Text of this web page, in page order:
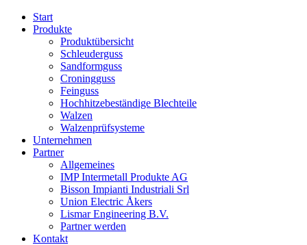
Start
Produkte
Produktübersicht
Schleuderguss
Sandformguss
Croningguss
Feinguss
Hochhitzebeständige Blechteile
Walzen
Walzenprüfsysteme
Unternehmen
Partner
Allgemeines
IMP Intermetall Produkte AG
Bisson Impianti Industriali Srl
Union Electric Åkers
Lismar Engineering B.V.
Partner werden
Kontakt